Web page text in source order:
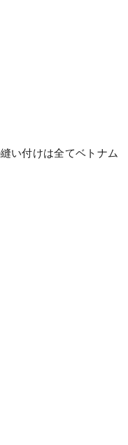
い付けは全てベトナム